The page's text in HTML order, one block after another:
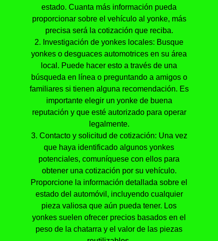
estado. Cuanta más información pueda
proporcionar sobre el vehículo al yonke, más
precisa será la cotización que reciba.
2. Investigación de yonkes locales: Busque
yonkes o desguaces automotrices en su área
local. Puede hacer esto a través de una
búsqueda en línea o preguntando a amigos o
familiares si tienen alguna recomendación. Es
importante elegir un yonke de buena
reputación y que esté autorizado para operar
legalmente.
3. Contacto y solicitud de cotización: Una vez
que haya identificado algunos yonkes
potenciales, comuníquese con ellos para
obtener una cotización por su vehículo.
Proporcione la información detallada sobre el
estado del automóvil, incluyendo cualquier
pieza valiosa que aún pueda tener. Los
yonkes suelen ofrecer precios basados en el
peso de la chatarra y el valor de las piezas